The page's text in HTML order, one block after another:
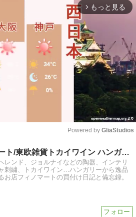
arrow_forward_ios もっと見る
Mute
Powered by GliaStudios
フィノマート/東欧雑貨トカイワイン ハンガリーの逸品・備忘録
レンド、ジョルナイなどの陶器、インテリ
刺繍、トカイワイン…ハンガリーから逸品
お店フィノマートの買付け日記と備忘録。